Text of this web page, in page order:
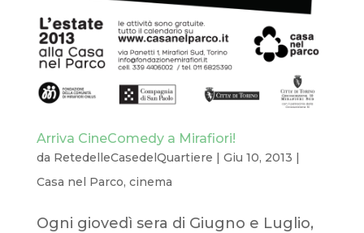
Arriva CineComedy a Mirafiori!
da RetedelleCasedelQuartiere | Giu 10, 2013 |
Casa nel Parco, cinema
Ogni giovedì sera di Giugno e Luglio,